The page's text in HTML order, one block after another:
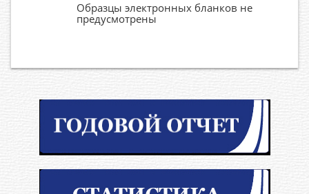
Образцы электронных бланков не
предусмотрены